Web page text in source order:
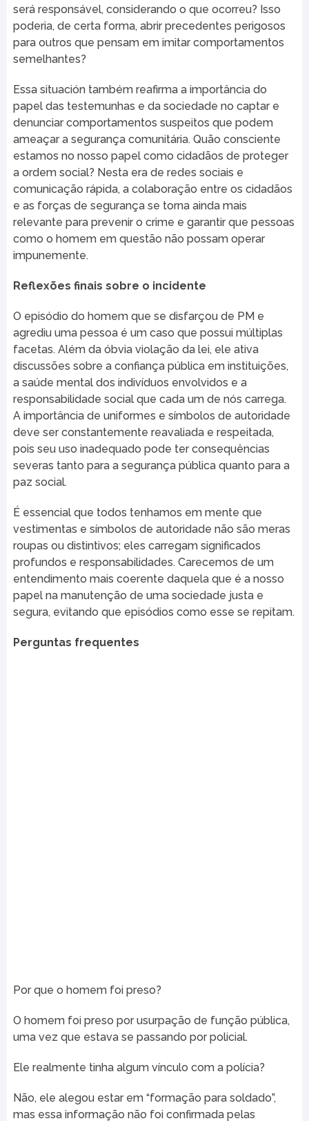
será responsável, considerando o que ocorreu? Isso
poderia, de certa forma, abrir precedentes perigosos
para outros que pensam em imitar comportamentos
semelhantes?
Essa situación também reafirma a importância do
papel das testemunhas e da sociedade no captar e
denunciar comportamentos suspeitos que podem
ameaçar a segurança comunitária. Quão consciente
estamos no nosso papel como cidadãos de proteger
a ordem social? Nesta era de redes sociais e
comunicação rápida, a colaboração entre os cidadãos
e as forças de segurança se torna ainda mais
relevante para prevenir o crime e garantir que pessoas
como o homem em questão não possam operar
impunemente.
Reflexões finais sobre o incidente
O episódio do homem que se disfarçou de PM e
agrediu uma pessoa é um caso que possui múltiplas
facetas. Além da óbvia violação da lei, ele ativa
discussões sobre a confiança pública em instituições,
a saúde mental dos indivíduos envolvidos e a
responsabilidade social que cada um de nós carrega.
A importância de uniformes e símbolos de autoridade
deve ser constantemente reavaliada e respeitada,
pois seu uso inadequado pode ter consequências
severas tanto para a segurança pública quanto para a
paz social.
É essencial que todos tenhamos em mente que
vestimentas e símbolos de autoridade não são meras
roupas ou distintivos; eles carregam significados
profundos e responsabilidades. Carecemos de um
entendimento mais coerente daquela que é a nosso
papel na manutenção de uma sociedade justa e
segura, evitando que episódios como esse se repitam.
Perguntas frequentes
Por que o homem foi preso?
O homem foi preso por usurpação de função pública,
uma vez que estava se passando por policial.
Ele realmente tinha algum vínculo com a polícia?
Não, ele alegou estar em “formação para soldado”,
mas essa informação não foi confirmada pelas